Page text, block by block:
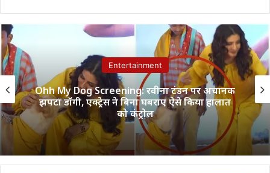
Entertainment
Ohh My Dog Screening: रवीना टंडन पर अचानक
झपटा डॉगी, एक्ट्रेस ने बिना घबराए ऐसे किया हालात
को कंट्रोल